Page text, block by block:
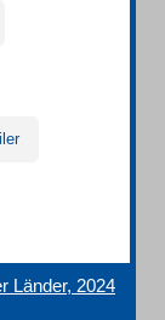
Länder, 2024